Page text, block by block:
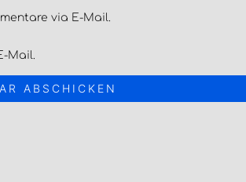
via E-Mail.
Mail.